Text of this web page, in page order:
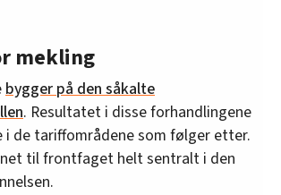
mekling
bygger på den såkalte
. Resultatet i disse forhandlingene
i de tariffområdene som følger etter.
til frontfaget helt sentralt i den